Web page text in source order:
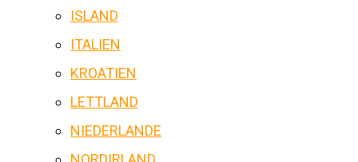
ISLAND
ITALIEN
KROATIEN
LETTLAND
NIEDERLANDE